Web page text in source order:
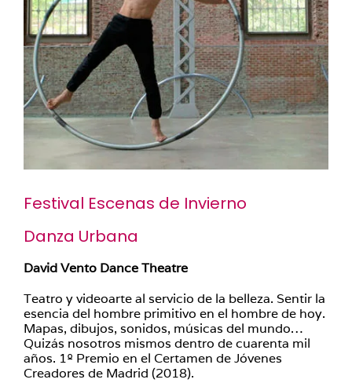
Festival Escenas de Invierno
Danza Urbana
David Vento Dance Theatre
Teatro y videoarte al servicio de la belleza. Sentir la
esencia del hombre primitivo en el hombre de hoy.
Mapas, dibujos, sonidos, músicas del mundo…
Quizás nosotros mismos dentro de cuarenta mil
años. 1º Premio en el Certamen de Jóvenes
Creadores de Madrid (2018).